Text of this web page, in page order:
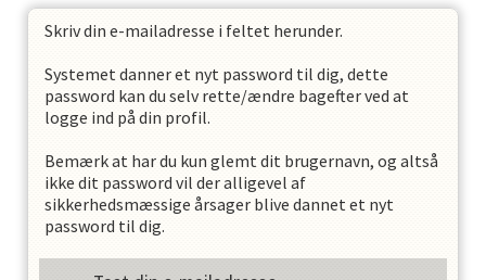
Venner
Skriv din e-mailadresse i feltet herunder.
Systemet danner et nyt password til dig, dette
password kan du selv rette/ændre bagefter ved at
logge ind på din profil.
Bemærk at har du kun glemt dit brugernavn, og altså
ikke dit password vil der alligevel af
sikkerhedsmæssige årsager blive dannet et nyt
password til dig.